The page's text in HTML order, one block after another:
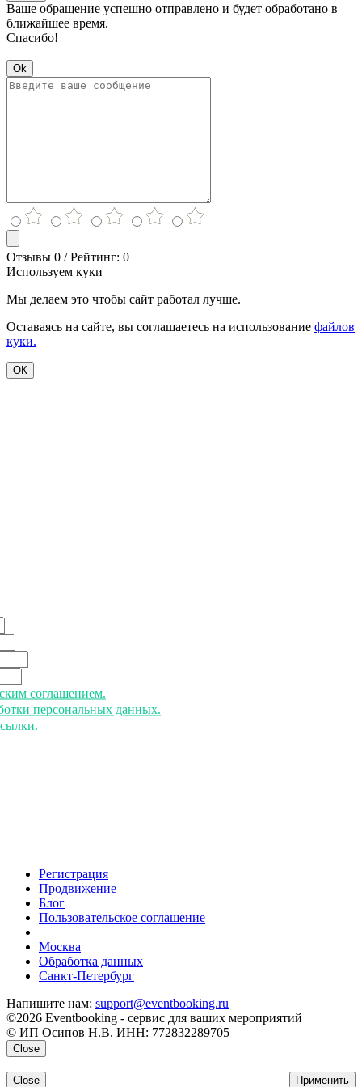
Ваше обращение успешно отправлено и будет обработано в
ближайшее время.
Спасибо!
Ok
Отзывы 0 / Рейтинг: 0
Используем куки
Мы делаем это чтобы сайт работал лучше.
Оставаясь на сайте, вы соглашаетесь на использование файлов
куки.
ОК
соглашением.
персональных данных.
Регистрация
Продвижение
Блог
Пользовательское соглашение
Москва
Обработка данных
Санкт-Петербург
Напишите нам: support@eventbooking.ru
©2026 Eventbooking - сервис для ваших мероприятий
© ИП Осипов Н.В. ИНН: 772832289705
Close
Применить
Close